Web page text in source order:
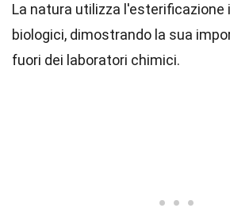
La natura utilizza l'esterificazione
biologici, dimostrando la sua
fuori dei laboratori chimici.